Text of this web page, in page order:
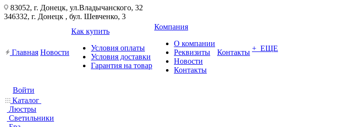
83052, г. Донецк, ул.Владычанского, 32
346332, г. Донецк , бул. Шевченко, 3
Главная Новости
Как купить
Условия оплаты
Условия доставки
Гарантия на товар
Компания
О компании
Реквизиты
Новости
Контакты
Контакты + ЕЩЕ
Войти
Каталог
Люстры
Светильники